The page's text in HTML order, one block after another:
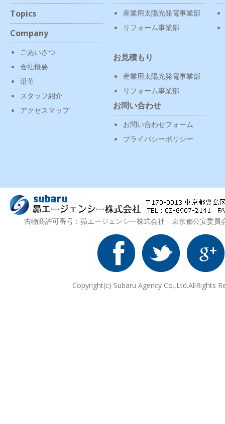
Topics
Company
ごあいさつ
会社概要
沿革
スタッフ紹介
アクセスマップ
産業用太陽光発電事業部
リフォーム事業部
お見積もり
産業用太陽光発電事業部
リフォーム事業部
お問い合わせ
お問い合わせフォーム
プライバシーポリシー
古物商許可番号：昴エージェンシー株式会社 東京都公安委
Copyright(c) Subaru Agency Co.,Ltd.AllRights